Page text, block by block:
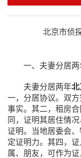
北京市侦
一、夫妻分居
夫妻分居两年北
一，分居协议。双
事实。其二，租房
同，证明其居住情
证明。当地居委会
定证明力。其四，
属、朋友，可作为